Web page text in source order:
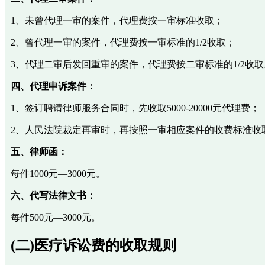
1、未曾代理一审的案件，代理费按一审标准收取；
2、曾代理一审的案件，代理费按一审标准的1/2收取；
3、代理二审后发回重审的案件，代理费按二审标准的1/2收取
四、代理申诉案件：
1、签订聘请律师服务合同时，先收取5000-20000元代理费；
2、人民法院裁定再审时，再按照一审相应案件的收费标准收
五、律师函：
每件1000元—3000元。
六、代写法律文书：
每件500元—3000元。
(二)医疗诉讼费的收取规则